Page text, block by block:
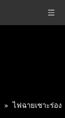
» ไฟฉายเซาะร่อง